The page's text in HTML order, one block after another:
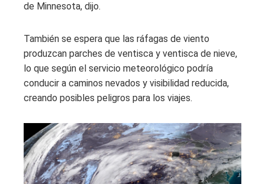
de Minnesota, dijo.
También se espera que las ráfagas de viento
produzcan parches de ventisca y ventisca de nieve,
lo que según el servicio meteorológico podría
conducir a caminos nevados y visibilidad reducida,
creando posibles peligros para los viajes.